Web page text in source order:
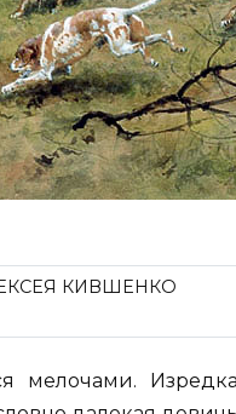
КИВШЕНКО
мелочами.